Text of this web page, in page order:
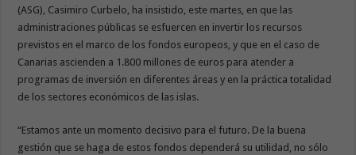
(ASG), Casimiro Curbelo, ha insistido, este martes, en que las
administraciones públicas se esfuercen en invertir los recursos
previstos en el marco de los fondos europeos, y que en el caso de
Canarias ascienden a 1.800 millones de euros para atender a
programas de inversión en diferentes áreas y en la práctica totalidad
de los sectores económicos de las islas.
“Estamos ante un momento decisivo para el futuro. De la buena
gestión que se haga de estos fondos dependerá su utilidad, no sólo